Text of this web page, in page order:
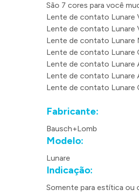
São 7 cores para você
Lente de contato Lunare
Lente de contato Lunare
Lente de contato Lunare
Lente de contato Lunare
Lente de contato Lunare
Lente de contato Lunare
Lente de contato Lunare
Fabricante:
Bausch+Lomb
Modelo:
Lunare
Indicação:
Somente para estítica ou